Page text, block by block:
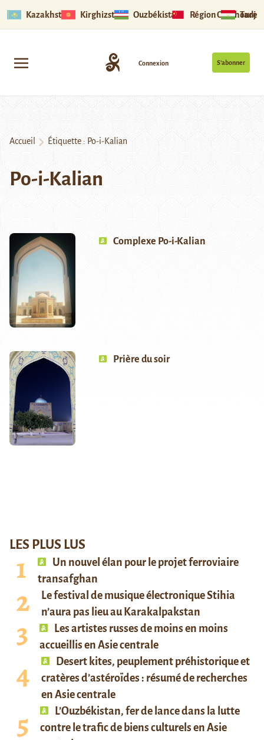
Kazakhstan Kirghizstan Ouzbékistan Région Ouïghoure
S’abonner
Connexion
Accueil Étiquette : Po-i-Kalian
Po-i-Kalian
Complexe Po-i-Kalian
Prière du soir
LES PLUS LUS
Un nouvel élan pour le projet ferroviaire
transafghan
Le festival de musique électronique Stihia
n’aura pas lieu au Karakalpakstan
Les artistes russes de moins en moins
accueillis en Asie centrale
Desert kites, peuplement préhistorique et
cratères d’astéroïdes : résumé de recherches
en Asie centrale
L’Ouzbékistan, fer de lance dans la lutte
contre le trafic de biens culturels en Asie